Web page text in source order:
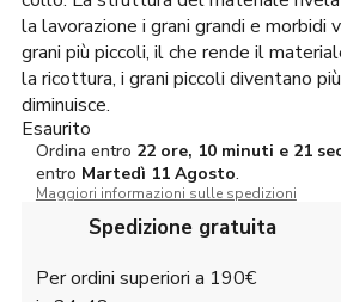
la lavorazione i grani grandi e morbidi
grani più piccoli, il che rende il
la ricottura, i grani piccoli diventano
diminuisce.
Esaurito
Ordina entro 22 ore, 10 minuti e 20
entro Martedì 11 Agosto.
Maggiori informazioni sulle spedizioni
Spedizione gratuita
Per ordini superiori a 190€